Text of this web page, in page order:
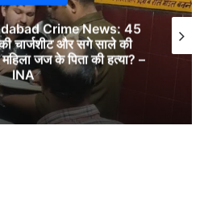
Crime News: 45
चार्जशीट और सगे साले की
जज के पिता की हत्या? –
INA